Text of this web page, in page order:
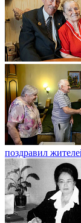
поздравил